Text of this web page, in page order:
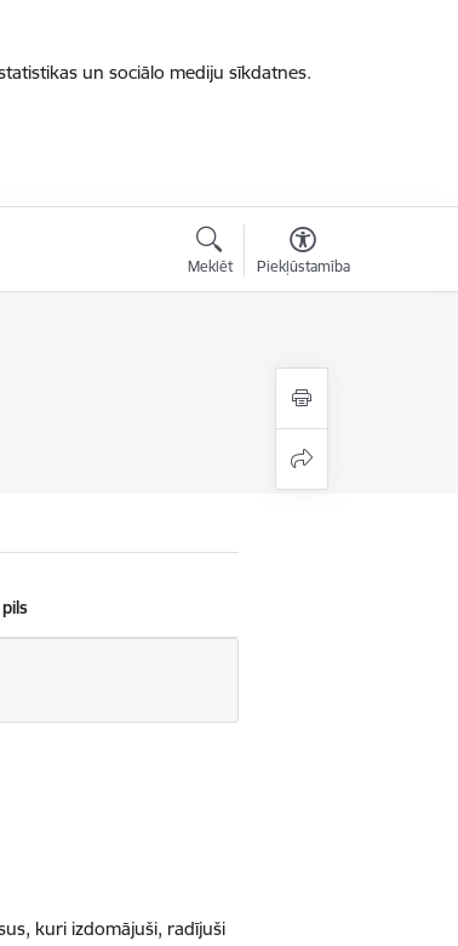
un sociālo mediju sīkdatnes.
Meklēt Piekļūstamība
kuri izdomājuši, radījuši